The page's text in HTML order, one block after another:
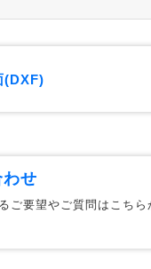
(DXF)
せ
ご要望やご質問はこちら